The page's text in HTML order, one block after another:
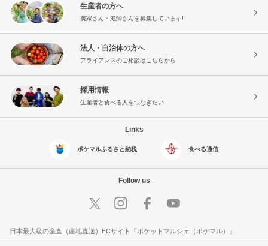
生産者の方へ
農家さん・漁師さんを募集しています!
法人・自治体の方へ
アライアンスのご相談はこちらから
採用情報
生産者と食べる人をつなぎたい
Links
ポケマルふるさと納税 食べる通信
Follow us
日本最大級の産直（産地直送）ECサイト『ポケットマルシェ（ポケマル）』